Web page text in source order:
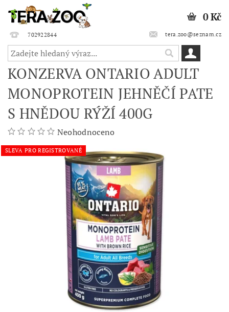
702922844 tera.zoo@seznam.cz
0 Kč
KONZERVA ONTARIO ADULT
MONOPROTEIN JEHNĚČÍ PATE
S HNĚDOU RÝŽÍ 400G
Neohodnoceno
SLEVA PRO REGISTROVANÉ